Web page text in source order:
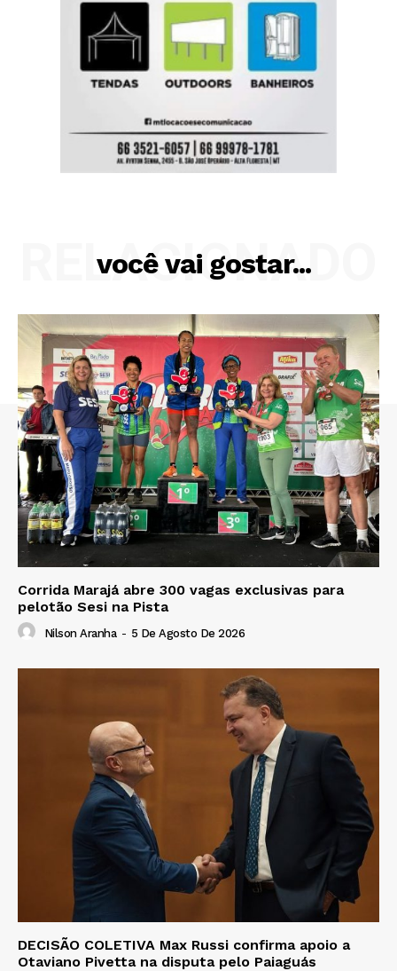
você vai gostar...
RELACIONADO
Corrida Marajá abre 300 vagas exclusivas para
pelotão Sesi na Pista
Nilson Aranha - 5 De Agosto De 2026
DECISÃO COLETIVA Max Russi confirma apoio a
Otaviano Pivetta na disputa pelo Paiaguás